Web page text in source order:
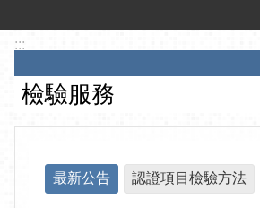
:::
檢驗服務
最新公告 認證項目檢驗方法